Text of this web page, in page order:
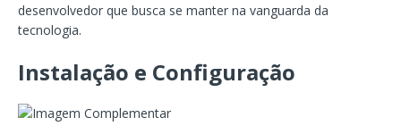
desenvolvedor que busca se manter na vanguarda da
tecnologia.
Instalação e Configuração